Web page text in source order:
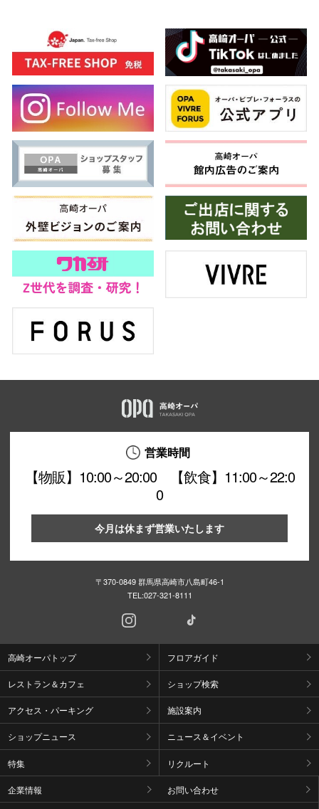
営業時間
【物販】10:00～20:00 【飲食】11:00～22:0
0
今月は休まず営業いたします
〒370-0849 群馬県高崎市八島町46-1
TEL:027-321-8111
高崎オーパトップ フロアガイド
レストラン＆カフェ ショップ検索
アクセス・パーキング 施設案内
ショップニュース ニュース＆イベント
特集 リクルート
企業情報 お問い合わせ